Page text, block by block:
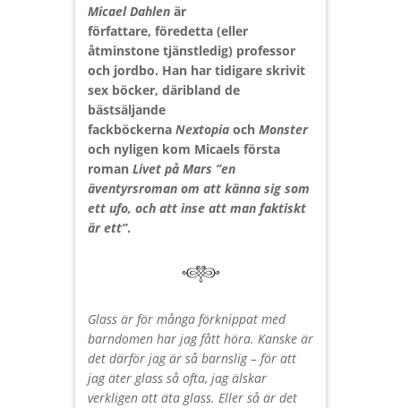
Micael Dahlen är
författare, föredetta (eller
åtminstone tjänstledig) professor
och jordbo. Han har tidigare skrivit
sex böcker, däribland de
bästsäljande
fackböckerna Nextopia och Monster
och nyligen kom Micaels första
roman Livet på Mars ”en
äventyrsroman om att känna sig som
ett ufo, och att inse att man faktiskt
är ett”.
Glass är för många förknippat med
barndomen har jag fått höra. Kanske är
det därför jag är så barnslig – för att
jag äter glass så ofta, jag älskar
verkligen att äta glass. Eller så är det